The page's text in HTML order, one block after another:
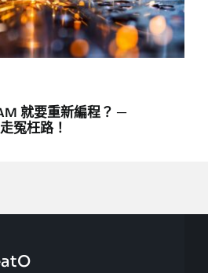
就要重新編程？ ─
冤枉路！